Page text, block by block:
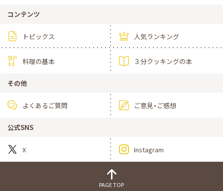
コンテンツ
トピックス 人気ランキング
料理の基本 ３分クッキングの本
その他
よくあるご質問 ご意見・ご感想
公式SNS
X Instagram
PAGE TOP